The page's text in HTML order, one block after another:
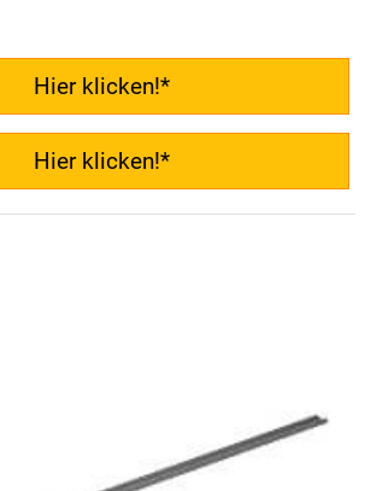
Hier klicken!*
Hier klicken!*